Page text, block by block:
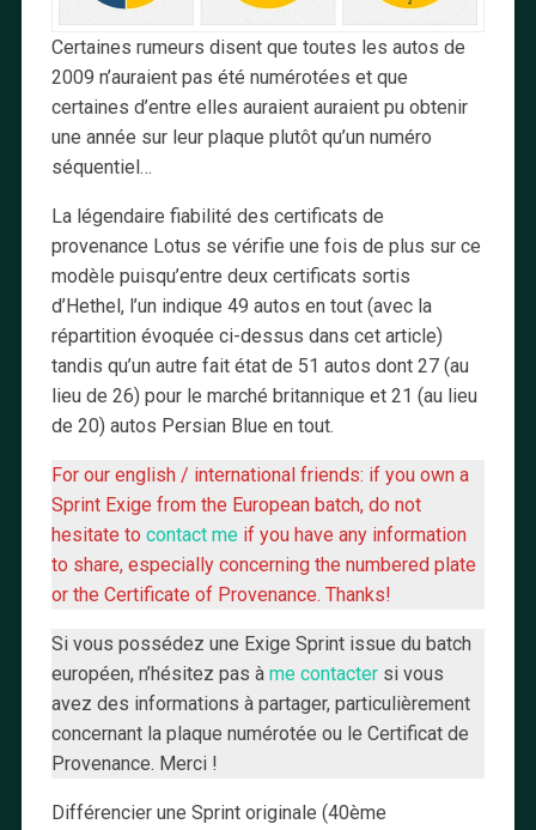
Certaines rumeurs disent que toutes les autos de
2009 n’auraient pas été numérotées et que
certaines d’entre elles auraient auraient pu obtenir
une année sur leur plaque plutôt qu’un numéro
séquentiel…
La légendaire fiabilité des certificats de
provenance Lotus se vérifie une fois de plus sur ce
modèle puisqu’entre deux certificats sortis
d’Hethel, l’un indique 49 autos en tout (avec la
répartition évoquée ci-dessus dans cet article)
tandis qu’un autre fait état de 51 autos dont 27 (au
lieu de 26) pour le marché britannique et 21 (au lieu
de 20) autos Persian Blue en tout.
For our english / international friends: if you own a
Sprint Exige from the European batch, do not
hesitate to contact meif you have any information
to share, especially concerning the numbered plate
or the Certificate of Provenance. Thanks!
Si vous possédez une Exige Sprint issue du batch
européen, n’hésitez pas à me contactersi vous
avez des informations à partager, particulièrement
concernant la plaque numérotée ou le Certificat de
Provenance. Merci !
Différencier une Sprint originale (40ème